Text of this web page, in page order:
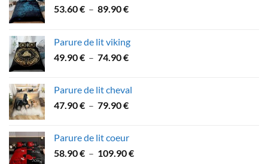
53.60€ – 89.90€Plage
53.60 €
à
Parure de lit viking
49.90€ – 74.90€Plage
49.90 €
à
Parure de lit cheval
47.90€ – 79.90€Plage
à
Parure de lit coeur
58.90€ – 109.90€Plage